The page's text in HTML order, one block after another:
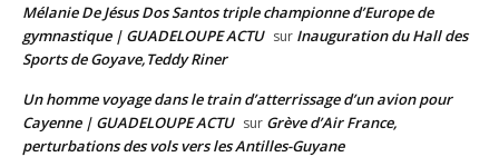
Mélanie De Jésus Dos Santos triple championne d’Europe de
gymnastique | GUADELOUPE ACTU sur Inauguration du Hall des
Sports de Goyave,Teddy Riner
Un homme voyage dans le train d’atterrissage d’un avion pour
Cayenne | GUADELOUPE ACTU sur Grève d’Air France,
perturbations des vols vers les Antilles-Guyane